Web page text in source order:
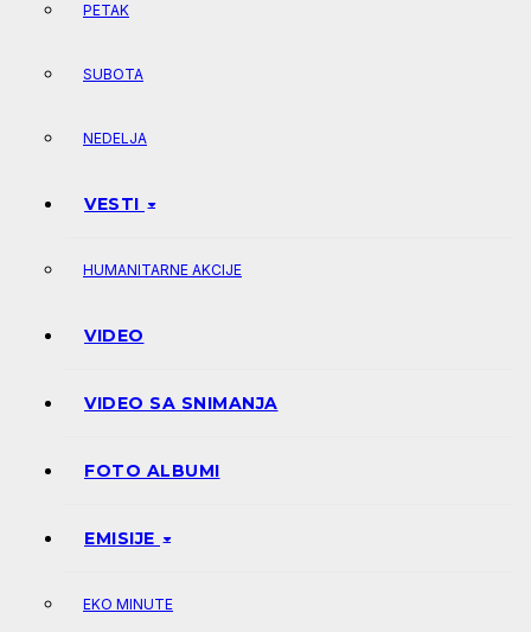
PETAK
SUBOTA
NEDELJA
VESTI
HUMANITARNE AKCIJE
VIDEO
VIDEO SA SNIMANJA
FOTO ALBUMI
EMISIJE
EKO MINUTE